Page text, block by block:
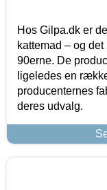
Hos Gilpa.dk er
kattemad – og
90erne. De
ligeledes en
producenternes
deres udvalg.